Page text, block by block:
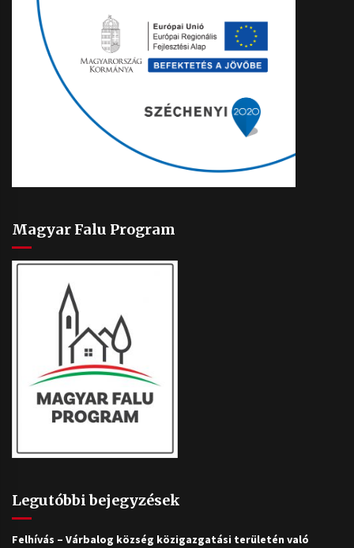
Magyar Falu Program
Legutóbbi bejegyzések
Felhívás – Várbalog község közigazgatási területén való